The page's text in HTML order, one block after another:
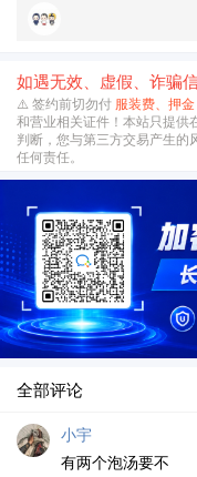
如遇无效、虚假、诈骗
⚠️ 签约前切勿付 服装费、押金
和营业相关证件！本站只提供
判断，您与第三方交易产生的
任何责任。
全部评论
小宇
有两个泡汤要不